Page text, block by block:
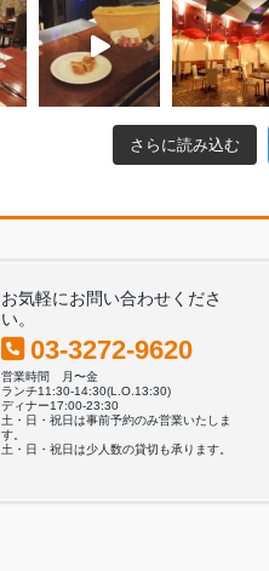
さらに読み込む
お気軽にお問い合わせくださ
い。
03-3272-9620
営業時間 月〜金
ランチ11:30-14:30(L.O.13:30)
ディナー17:00-23:30
土・日・祝日は事前予約のみ営業いたしま
す。
土・日・祝日は少人数の貸切も承ります。